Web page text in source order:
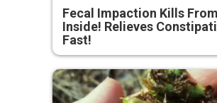
Fecal Impaction Kills From
Inside! Relieves
Fast!